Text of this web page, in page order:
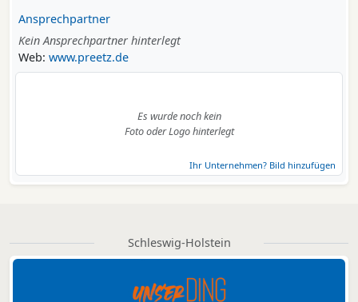
Ansprechpartner
Kein Ansprechpartner hinterlegt
Web: www.preetz.de
Es wurde noch kein
Foto oder Logo hinterlegt
Ihr Unternehmen? Bild hinzufügen
Schleswig-Holstein